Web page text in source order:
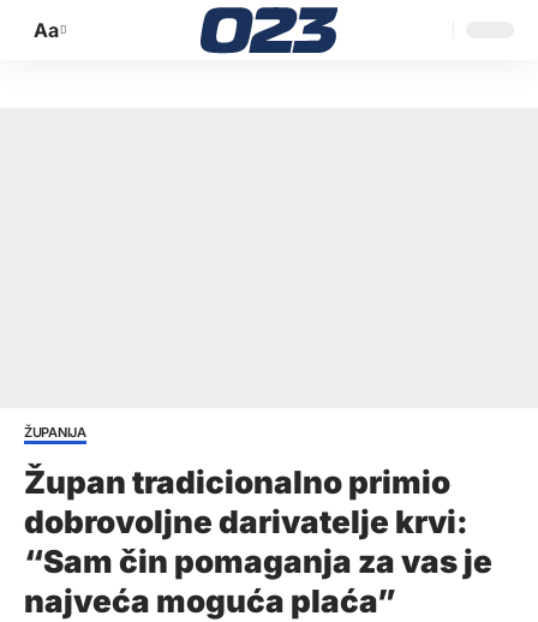
Promijeni
Aa
ŽUPANIJA
Župan tradicionalno primio
dobrovoljne darivatelje krvi:
“Sam čin pomaganja za vas je
najveća moguća plaća”